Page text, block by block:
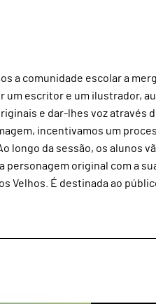
a comunidade escolar a
escritor e um ilustrador,
e dar-lhes voz através
incentivamos um
longo da sessão, os alunos
personagem original com a
Velhos. É destinada ao